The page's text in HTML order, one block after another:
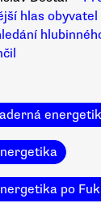
hlas obyvatel
po